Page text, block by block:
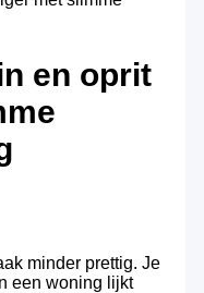
en oprit
minder prettig. Je
een woning lijkt